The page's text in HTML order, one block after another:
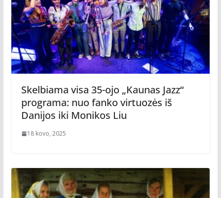
Skelbiama visa 35-ojo „Kaunas Jazz“
programa: nuo fanko virtuozės iš
Danijos iki Monikos Liu
18 kovo, 2025